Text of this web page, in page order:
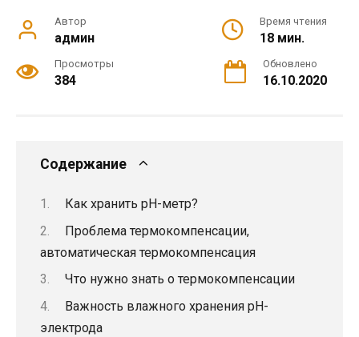
Автор
админ
Время чтения
18 мин.
Просмотры
384
Обновлено
16.10.2020
Содержание
Как хранить рН-метр?
Проблема термокомпенсации,
автоматическая термокомпенсация
Что нужно знать о термокомпенсации
Важность влажного хранения pH-
электрода